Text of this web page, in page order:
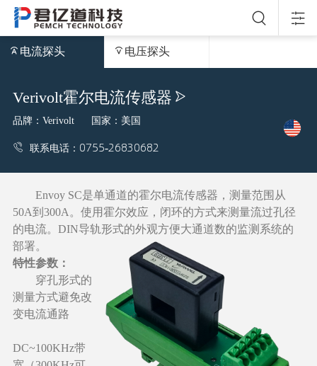
电流探头 电压探头
Verivolt霍尔电流传感器
品牌： Verivolt 国家：美国
联系电话： 0755-26830682
Envoy SC是单通道的霍尔电流传感器，测量范围从
50A到300A。使用霍尔效应，闭环的方式来测量流过孔径
的电流。DIN导轨形式的外观方便大通道数的监测系统的
部署。
特性参数：
穿孔形式的
测量方式避免改
变电流通路
DC~100KHz带